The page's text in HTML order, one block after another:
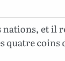
nations, et il
quatre coins